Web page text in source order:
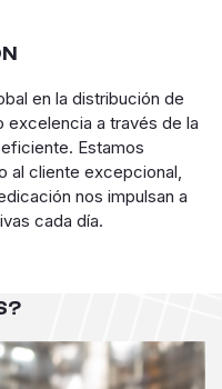
en la distribución de
a través de la
Estamos
al cliente excepcional,
nos impulsan a
cada día.